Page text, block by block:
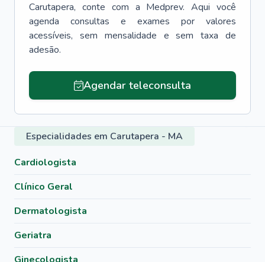
Carutapera, conte com a Medprev. Aqui você
agenda consultas e exames por valores
acessíveis, sem mensalidade e sem taxa de
adesão.
Agendar teleconsulta
Especialidades em Carutapera - MA
Cardiologista
Clínico Geral
Dermatologista
Geriatra